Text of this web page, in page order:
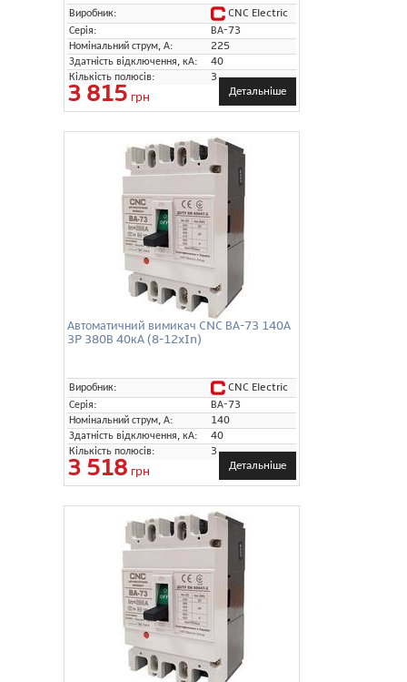
Виробник:
CNC Electric
Серія:
ВА-73
Номінальний струм, А:
225
Здатність відключення, кА:
40
Кількість полюсів:
3
3 815 грн Детальніше
Автоматичний вимикач CNC ВА-73 140А
3P 380В 40кА (8-12xIn)
Виробник:
CNC Electric
Серія:
ВА-73
Номінальний струм, А:
140
Здатність відключення, кА:
40
Кількість полюсів:
3
3 518 грн Детальніше